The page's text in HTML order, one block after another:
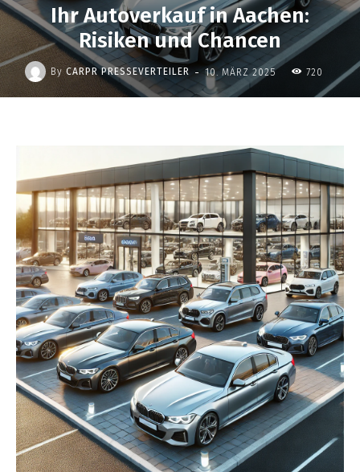
Ihr Autoverkauf in Aachen:
Risiken und Chancen
By CARPR PRESSEVERTEILER - 10. MÄRZ 2025 720